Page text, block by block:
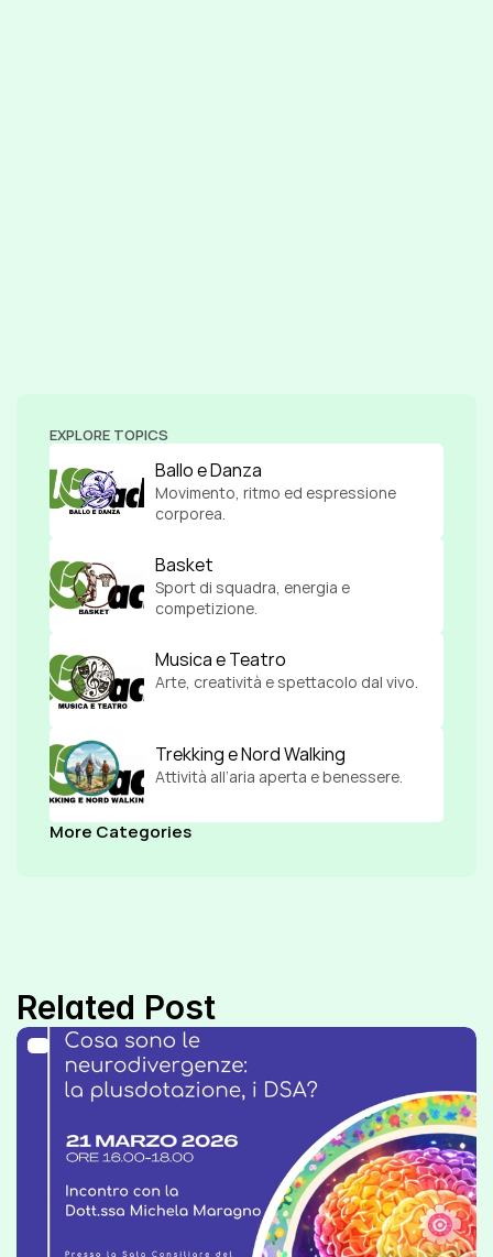
EXPLORE TOPICS
Ballo e Danza
Movimento, ritmo ed espressione
corporea.
Basket
Sport di squadra, energia e
competizione.
Musica e Teatro
Arte, creatività e spettacolo dal vivo.
Trekking e Nord Walking
Attività all’aria aperta e benessere.
More Categories
Related Post